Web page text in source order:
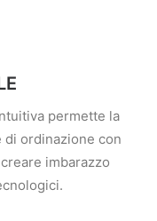
permette la
di ordinazione con
imbarazzo